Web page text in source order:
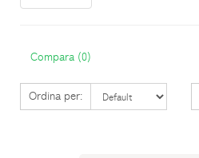
Compara (0)
Ordina per: